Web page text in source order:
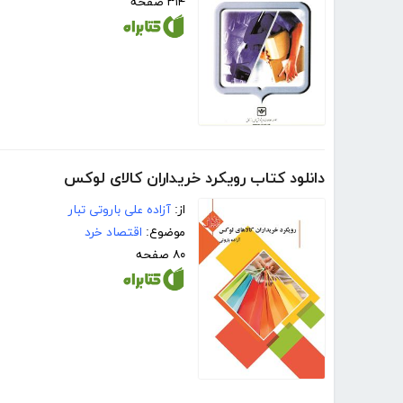
دانلود کتاب رویکرد خریداران کالای لوکس
از: آزاده علی باروتی تبار
موضوع: اقتصاد خرد
۸۰ صفحه